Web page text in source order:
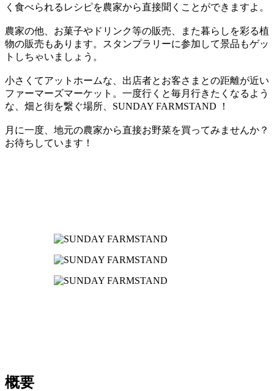
く食べられるレシピを農家から直接聞くことができますよ。
農家の他、お菓子やドリンク等の販売、また暮らしを彩る植
物の販売もあります。スタンプラリーに参加して景品もゲッ
トしちゃいましょう。
小さくてアットホームな、出店者とお客さまとの距離が近い
ファーマーズマーケット。一度行くと毎月行きたくなるよう
な、畑と街を繋ぐ場所、SUNDAY FARMSTAND ！
月に一度、地元の農家から直接お野菜を買ってみませんか？
お待ちしています！
概要